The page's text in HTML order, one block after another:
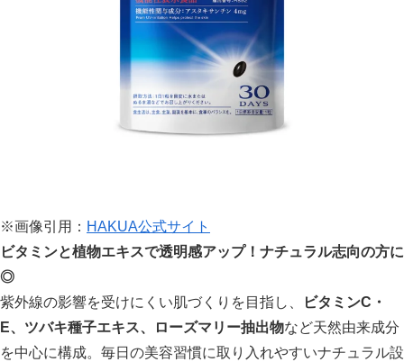
※画像引用： HAKUA公式サイト
ビタミンと植物エキスで透明感アップ！ナチュラル志向の方に
◎
紫外線の影響を受けにくい肌づくりを目指し、
ビタミンC・
E、ツバキ種子エキス、ローズマリー抽出物など天然由来成分
を中心に構成。毎日の美容習慣に取り入れやすいナチュラル設